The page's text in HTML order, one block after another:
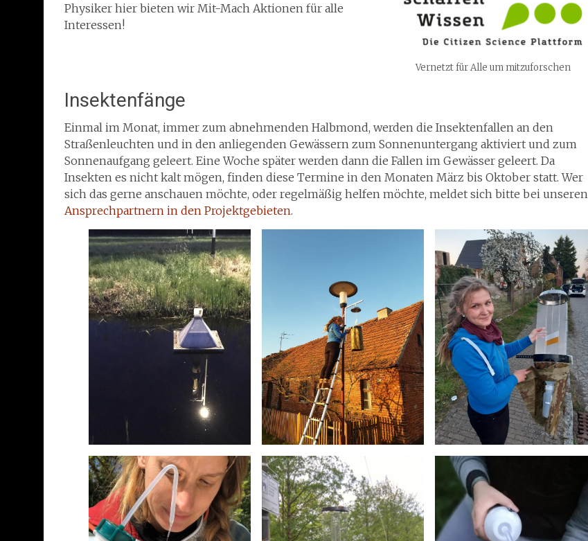
Vernetzt für Alle um mitzuforschen
Physiker hier bieten wir Mit-Mach Aktionen für alle
Interessen!
Insektenfänge
Einmal im Monat, immer zum abnehmenden Halbmond, werden die Insektenfallen an den
Straßenleuchten und in den anliegenden Gewässern zum Sonnenuntergang aktiviert und zum
Sonnenaufgang geleert. Eine Woche später werden dann die Fallen im Gewässer geleert. Da
Insekten es nicht kalt mögen, finden diese Termine in den Monaten März bis Oktober statt. Wer
sich das gerne anschauen möchte, oder regelmäßig helfen möchte, meldet sich bitte bei unseren
Ansprechpartnern in den Projektgebieten.